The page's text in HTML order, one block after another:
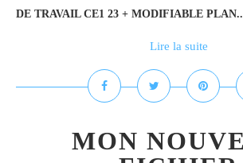
DE TRAVAIL CE1 23 + MODIFIABLE
Lire la suite
MON